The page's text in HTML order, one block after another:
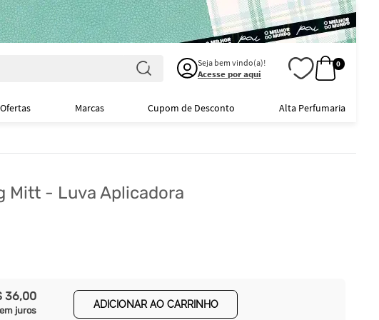
Seja bem vindo(a)!
Acesse por aqui
0
Ofertas Marcas Cupom de Desconto Alta Perfumaria
Mitt - Luva Aplicadora
36,00
juros
ADICIONAR AO CARRINHO